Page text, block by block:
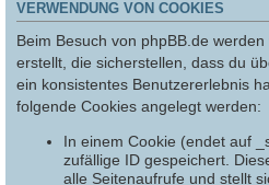
VERWENDUNG VON COOKIES
Beim Besuch von phpBB.de
erstellt, die sicherstellen, dass du
ein konsistentes Benutzererlebnis
folgende Cookies angelegt werden:
In einem Cookie (endet auf
zufällige ID gespeichert.
alle Seitenaufrufe und stellt